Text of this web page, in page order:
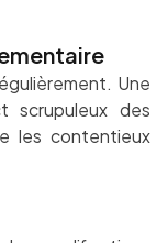
Une
scrupuleux des
les contentieux